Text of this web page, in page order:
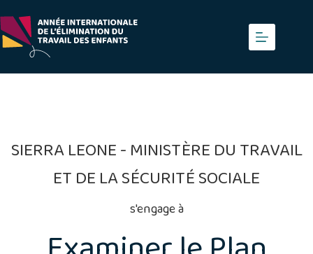
to
content
SIERRA LEONE - MINISTÈRE DU TRAVAIL
ET DE LA SÉCURITÉ SOCIALE
s'engage à